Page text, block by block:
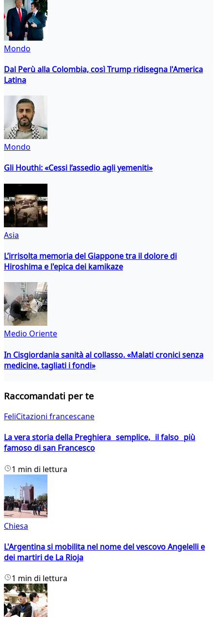
Mondo
Dal Perù alla Colombia, così Trump ridisegna l'America
Latina
Mondo
Gli Houthi: «Cessi l’assedio agli yemeniti»
Asia
L’irrisolta memoria del Giappone tra il dolore di
Hiroshima e l'epica dei kamikaze
Medio Oriente
In Cisgiordania sanità al collasso. «Malati cronici senza
medicine, tagliati i fondi»
Raccomandati per te
FeliCitazioni francescane
La vera storia della Preghiera semplice, il falso più
famoso di san Francesco
1 min di lettura
Chiesa
L'Argentina si mobilita nel nome del vescovo Angelelli e
dei martiri de La Rioja
1 min di lettura